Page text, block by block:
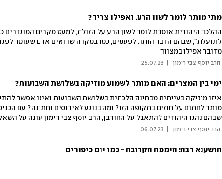
מתי מותר לומר לשון הרע, ואפילו צריך?
ההלכה היהודית אוסרת לומר לשון הרע על הזולת, למעט מקרים המוגדרים
לתועלת", שבהם הדבר הותר. לפעמים, כמו במקרה שרואים אדם שעומד
מדובר אפילו במצווה
הרב יוסף צבי רימון 25.07.23
ימי בין המצרים: האם מותר לשמוע מוזיקה בשלושת השבועות?
איזו מוזיקה בעייתית מבחינה הלכתית בשלושת השבועות ואיזו אפשר
מותר לחתום על חוזים בתקופה הזו? ומה בנוגע לאירוסים וחתונה? עם
שבהם נהגו היהודים להתאבל על החורבן, הרב יוסף צבי רימון עונה על
ההלכתיות הבוערות
הרב יוסף צבי רימון 06.07.23
הושענא רבה: היממה הקרובה - כמו יום כיפורים